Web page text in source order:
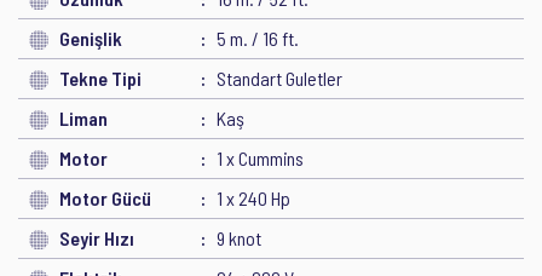
Genişlik
5 m. / 16 ft.
Tekne Tipi
Standart Guletler
Liman
Kaş
Motor
1 x Cummins
Motor Gücü
1 x 240 Hp
Seyir Hızı
9 knot